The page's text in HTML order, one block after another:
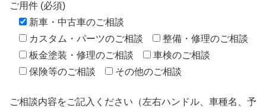
ご用件 (必須)
新車・中古車のご相談
カスタム・パーツのご相談
整備・修理のご相談
板金塗装・修理のご相談
車検のご相談
保険等のご相談
その他のご相談
ご相談内容をご記入ください（左右ハンドル、車種名、予